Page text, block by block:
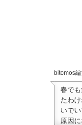
bitomos
春で
たわ
いで
原因